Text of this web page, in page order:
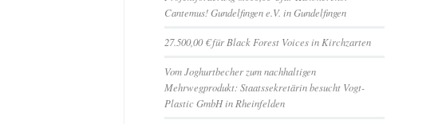
Cantemus! Gundelfingen e.V. in Gundelfingen
27.500,00 € für Black Forest Voices in Kirchzarten
Vom Joghurtbecher zum nachhaltigen
Mehrwegprodukt: Staatssekretärin besucht Vogt-
Plastic GmbH in Rheinfelden